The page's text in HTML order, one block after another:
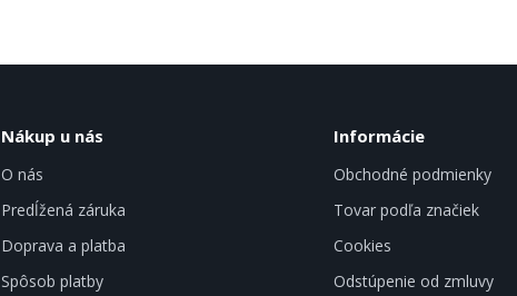
Nákup u nás
O nás
Predĺžená záruka
Doprava a platba
Spôsob platby
Informácie
Obchodné podmienky
Tovar podľa značiek
Cookies
Odstúpenie od zmluvy